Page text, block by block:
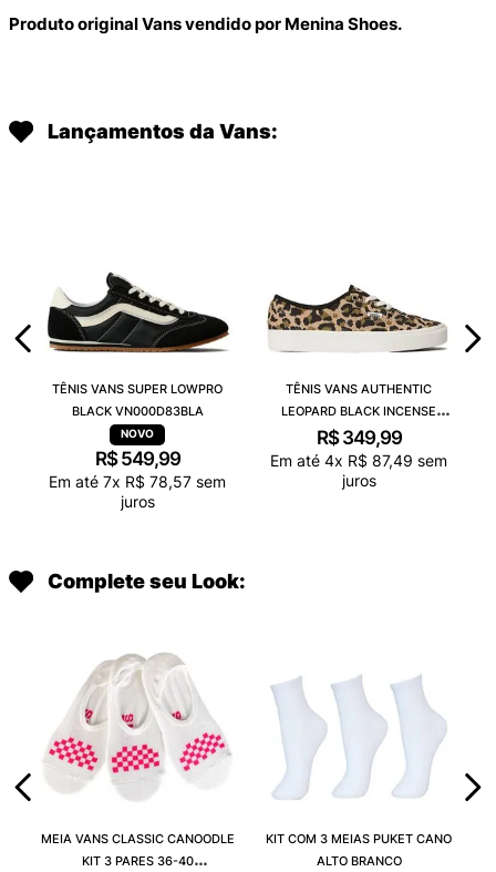
Produto original Vans vendido por Menina Shoes.
Lançamentos da Vans:
TÊNIS VANS SUPER LOWPRO
BLACK VN000D83BLA
R$ 549,99
Em até 7x R$ 78,57 sem
juros
TÊNIS VANS AUTHENTIC
LEOPARD BLACK INCENSE
VN000D6GGR4
R$ 349,99
Em até 4x R$ 87,49 sem
juros
Complete seu Look:
MEIA VANS CLASSIC CANOODLE
KIT 3 PARES 36-40
KIT COM 3 MEIAS PUKET CANO
ALTO BRANCO